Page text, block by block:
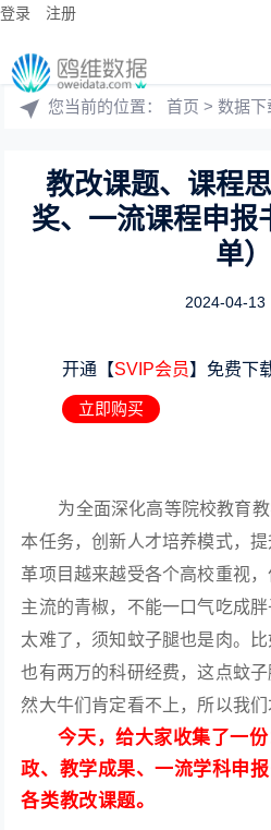
登录 注册
您当前的位置：首页 >数据下
教改课题、课程
奖、一流课程申报
单）
2024-04-13
开通【SVIP会员】免费下
立即购买
为全面深化高等院校教育
本任务，创新人才培养模式，
革项目越来越受各个高校重视
主流的青椒，不能一口气吃成
太难了，须知蚊子腿也是肉。
也有两万的科研经费，这点蚊
然大牛们肯定看不上，所以我们
今天，给大家收集了一
政、教学成果、一流学科申
各类教改课题。